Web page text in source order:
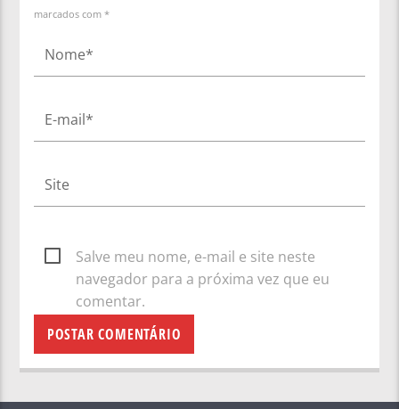
marcados com *
Salve meu nome, e-mail e site neste
navegador para a próxima vez que eu
comentar.